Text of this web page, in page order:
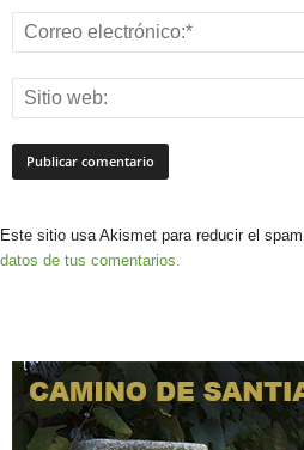
Este sitio usa Akismet para reducir el spam.
datos de tus comentarios.